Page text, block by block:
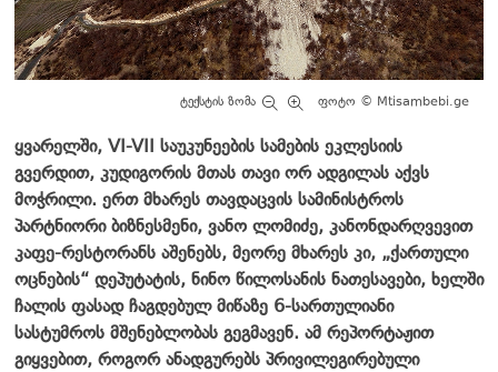
ტექსტის ზომა ფოტო © Mtisambebi.ge
ყვარელში, VI-VII საუკუნეების სამების ეკლესიის
გვერდით, კუდიგორის მთას თავი ორ ადგილას აქვს
მოჭრილი. ერთ მხარეს თავდაცვის სამინისტროს
პარტნიორი ბიზნესმენი, ვანო ლომიძე, კანონდარღვევით
კაფე-რესტორანს აშენებს, მეორე მხარეს კი, „ქართული
ოცნების“ დეპუტატის, ნინო წილოსანის ნათესავები, ხელში
ჩალის ფასად ჩაგდებულ მიწაზე 6-სართულიანი
სასტუმროს მშენებლობას გეგმავენ. ამ რეპორტაჟით
გიყვებით, როგორ ანადგურებს პრივილეგირებული